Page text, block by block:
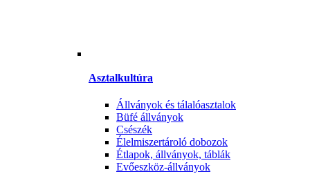
Asztalkultúra
Állványok és tálalóasztalok
Büfé állványok
Csészék
Élelmiszertároló dobozok
Étlapok, állványok, táblák
Evőeszköz-állványok